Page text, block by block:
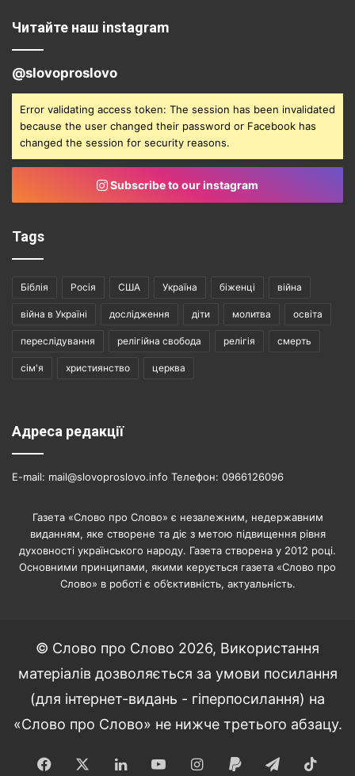
Читайте наш instagram
@slovoproslovo
Error validating access token: The session has been invalidated
because the user changed their password or Facebook has
changed the session for security reasons.
Subscribe to our instagram
Tags
Біблія Росія США Україна біженці війна
війна в Україні дослідження діти молитва освіта
переслідування релігійна свобода релігія смерть
сім'я християнство церква
Адреса редакції
E-mail: mail@slovoproslovo.info Телефон: 0966126096
Газета «Слово про Слово» є незалежним, недержавним
виданням, яке створене та діє з метою підвищення рівня
духовності українського народу. Газета створена у 2012 році.
Основними принципами, якими керується газета «Слово про
Слово» в роботі є об’єктивність, актуальність.
© Слово про Слово 2026, Використання
матеріалів дозволяється за умови посилання
(для інтернет-видань - гіперпосилання) на
«Слово про Слово» не нижче третього абзацу.
Facebook LinkedInYouTubeInstagram
Paypal Telegram